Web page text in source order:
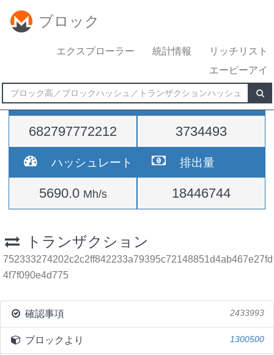
ブロック
エクスプローラー 統計情報
リッチリスト
エーピーアイ
難易度
682797772212
高さ
3734493
ハッシュレート
5690.0 Mh/s
排出量
18446744
トランザクション
752333274202c2c2ff842233a79395c72148851d4ab467e27fd
4f7f090e4d775
確認事項 2433993
ブロックより 1300500